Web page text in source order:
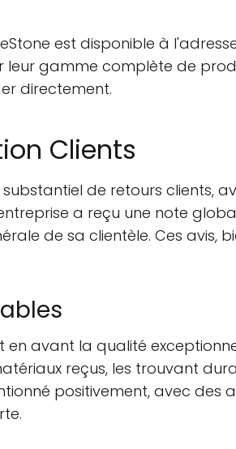
est disponible à
leur gamme complète de
directement.
Clients
de retours clients,
a reçu une note
de sa clientèle. Ces avis,
avant la qualité
reçus, les trouvant
positivement, avec des